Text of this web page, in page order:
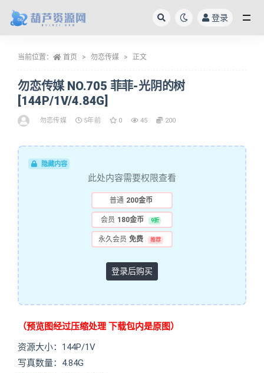
登录
当前位置： 首页 勿恋传媒 正文
勿恋传媒 NO.705 菲菲-光阴的树
[144P/1V/4.84G]
勿恋传媒 5年前 0 45 200
隐藏内容
此处内容需要权限查看
普通 200金币
会员 180金币 9折
永久会员 免费 推荐
登录后购买
（预览图经过压缩处理 下载包内是原图）
资源大小：144P/1V
写真数量：4.84G